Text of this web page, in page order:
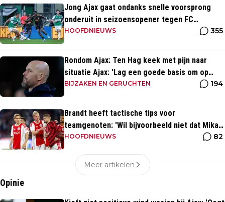
Jong Ajax gaat ondanks snelle voorsprong
onderuit in seizoensopener tegen FC
Dordrecht
HOOFDNIEUWS 355
Rondom Ajax: Ten Hag keek met pijn naar
situatie Ajax: 'Lag een goede basis om op
voort te borduren'
BIJZAKEN EN GERUCHTEN 194
Brandt heeft tactische tips voor
teamgenoten: 'Wil bijvoorbeeld niet dat Mika
te veel naar binnen komt'
HOOFDNIEUWS 82
Meer artikelen
Opinie